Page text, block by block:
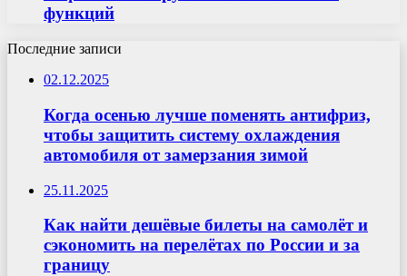
функций
Последние записи
02.12.2025
Когда осенью лучше поменять антифриз,
чтобы защитить систему охлаждения
автомобиля от замерзания зимой
25.11.2025
Как найти дешёвые билеты на самолёт и
сэкономить на перелётах по России и за
границу